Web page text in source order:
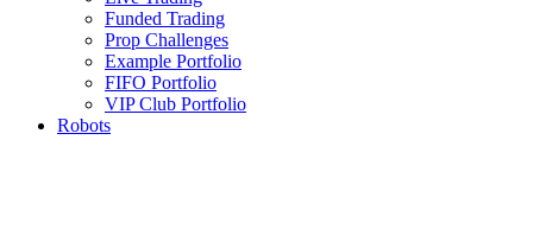
Funded Trading
Prop Challenges
Example Portfolio
FIFO Portfolio
VIP Club Portfolio
Robots